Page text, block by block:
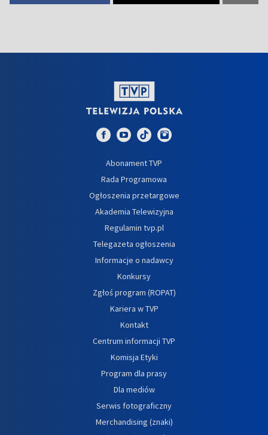
Abonament TVP
Rada Programowa
Ogłoszenia przetargowe
Akademia Telewizyjna
Regulamin tvp.pl
Telegazeta ogłoszenia
Informacje o nadawcy
Konkursy
Zgłoś program (ROPAT)
Kariera w TVP
Kontakt
Centrum informacji TVP
Komisja Etyki
Program dla prasy
Dla mediów
Serwis fotograficzny
Merchandising (znaki)